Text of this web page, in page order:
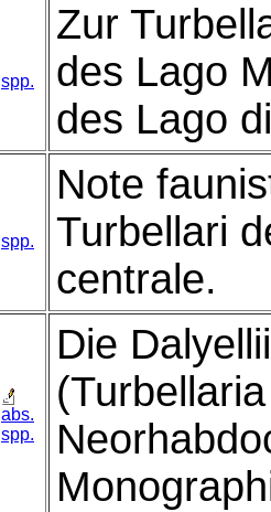
spp.
Zur
des Lago
des Lago
spp.
Note
Turbellari
centrale.
abs.
spp.
Die
(Turbellaria